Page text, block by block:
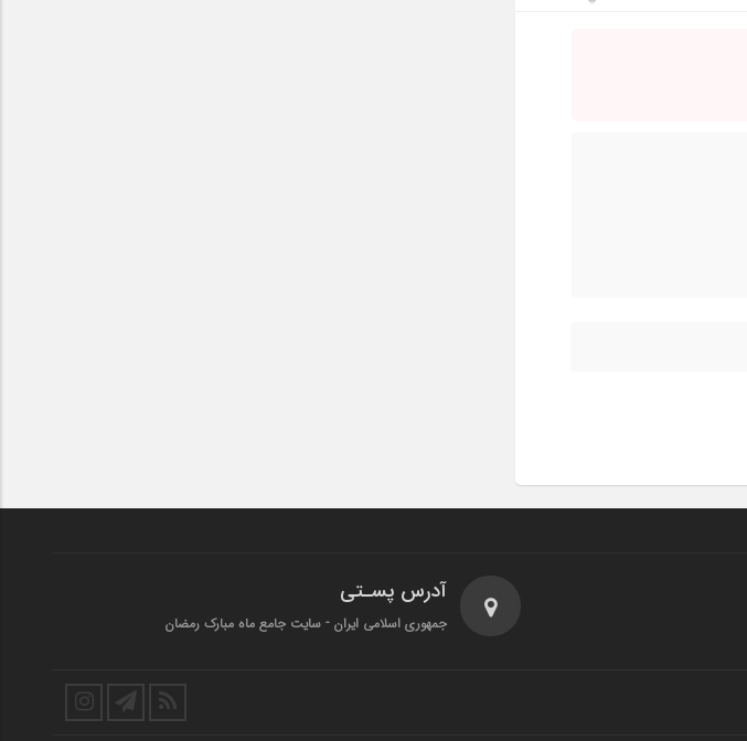
آدرس پسـتی
جمهوری اسلامی ایران - سایت جامع ماه مبارک رمضان